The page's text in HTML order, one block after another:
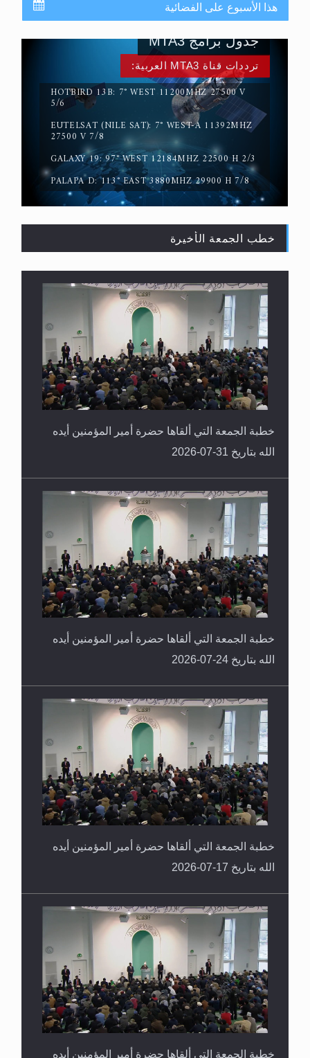
حقيقة المسيح الدجال
القرآن قاضٍ وحكمٌ على السنة ومهيمنٌ عليها.. ليس
العكس
هذا الأسبوع على الفضائية
ترددات قناة MTA3 العربية:
HOTBIRD 13B: 7° WEST 11200MHZ 27500 V
5/6
EUTELSAT (NILE SAT): 7° WEST-A 11392MHZ
27500 V 7/8
GALAXY 19: 97° WEST 12184MHZ 22500 H 2/3
PALAPA D: 113° EAST 3880MHZ 29900 H 7/8
جدول برامج MTA3
خطب الجمعة الأخيرة
خطبة الجمعة التي ألقاها حضرة أمير المؤمنين أيده
الله بتاريخ 31-07-2026
خطبة الجمعة التي ألقاها حضرة أمير المؤمنين أيده
الله بتاريخ 24-07-2026
خطبة الجمعة التي ألقاها حضرة أمير المؤمنين أيده
الله بتاريخ 17-07-2026
خطبة الجمعة التي ألقاها حضرة أمير المؤمنين أيده